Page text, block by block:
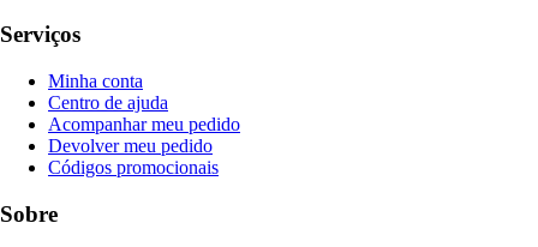
Serviços
Minha conta
Centro de ajuda
Acompanhar meu pedido
Devolver meu pedido
Códigos promocionais
Sobre